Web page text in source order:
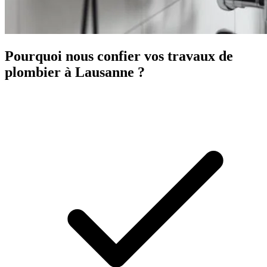
Pourquoi nous confier vos travaux de
plombier à Lausanne ?